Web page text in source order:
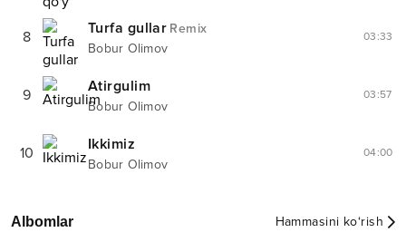
8 Turfa gullar Remix
Bobur Olimov
03:33
9 Atirgulim
Bobur Olimov
03:57
10 Ikkimiz
Bobur Olimov
04:00
Albomlar Hammasini ko‘rish